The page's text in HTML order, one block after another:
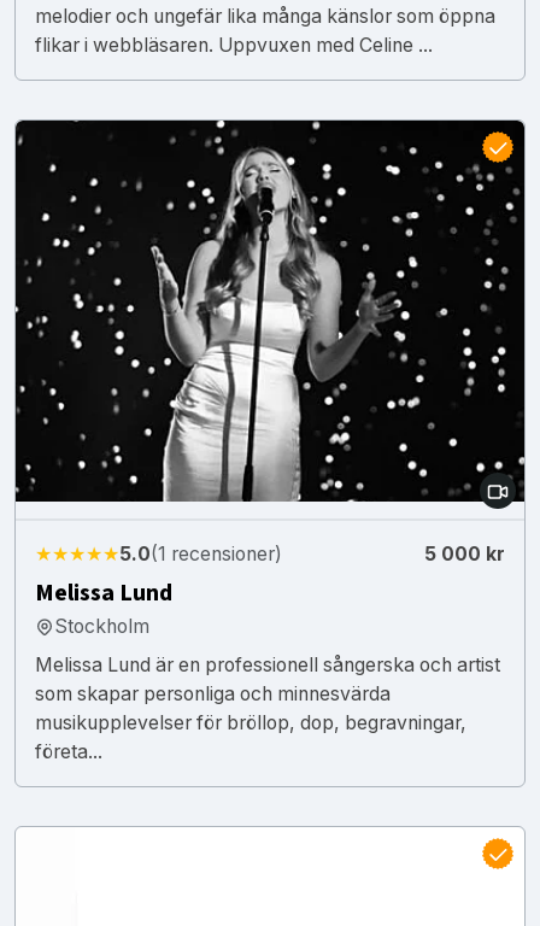
melodier och ungefär lika många känslor som öppna
flikar i webbläsaren. Uppvuxen med Celine ...
★★★★★5.0(1 recensioner) 5 000 kr
Melissa Lund
Stockholm
Melissa Lund är en professionell sångerska och artist
som skapar personliga och minnesvärda
musikupplevelser för bröllop, dop, begravningar,
företa...